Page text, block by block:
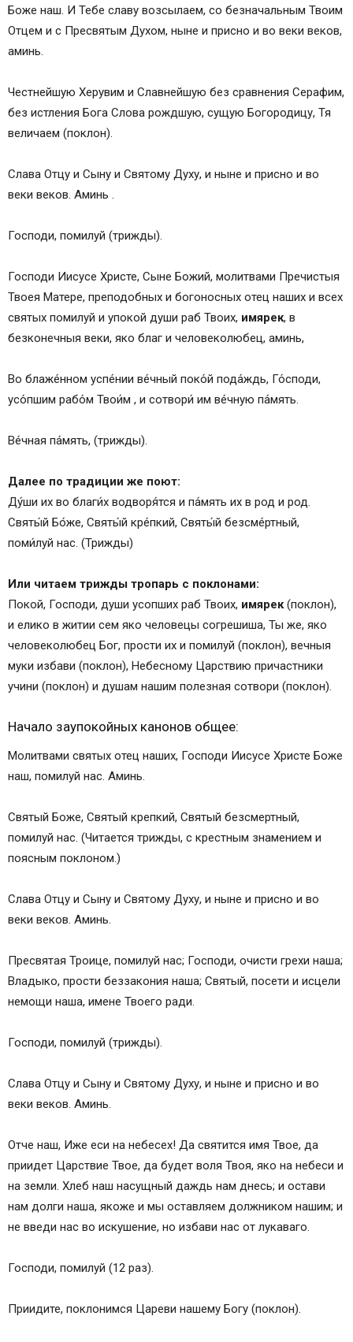
Боже наш. И Тебе славу возсылаем, со безначальным Твоим
Отцем и с Пресвятым Духом, ныне и присно и во веки веков,
аминь.
Честнейшую Херувим и Славнейшую без сравнения Серафим,
без истления Бога Слова рождшую, сущую Богородицу, Тя
величаем (поклон).
Слава Отцу и Сыну и Святому Духу, и ныне и присно и во
веки веков. Аминь .
Господи, помилуй (трижды).
Господи Иисусе Христе, Сыне Божий, молитвами Пречистыя
Твоея Матере, преподобных и богоносных отец наших и всех
святых помилуй и упокой души раб Твоих, имярек, в
безконечныя веки, яко благ и человеколюбец, аминь,
Во блаже́нном успе́нии ве́чный поко́й пода́ждь, Го́споди,
усо́пшим рабо́м Твои́м , и сотвори́ им ве́чную па́мять.
Ве́чная па́мять, (трижды).
Далее по традиции же поют:
Ду́ши их во благи́х водворя́тся и па́мять их в род и род.
Святы́й Бо́же, Святы́й кре́пкий, Святы́й безсме́ртный,
поми́луй нас. (Трижды)
Или читаем трижды тропарь с поклонами:
Покой, Господи, души усопших раб Твоих, имярек(поклон),
и елико в житии сем яко человецы согрешиша, Ты же, яко
человеколюбец Бог, прости их и помилуй (поклон), вечныя
муки избави (поклон), Небесному Царствию причастники
учини (поклон) и душам нашим полезная сотвори (поклон).
Начало заупокойных канонов общее:
Молитвами святых отец наших, Господи Иисусе Христе Боже
наш, помилуй нас. Аминь.
Святый Боже, Святый крепкий, Святый безсмертный,
помилуй нас. (Читается трижды, с крестным знамением и
поясным поклоном.)
Слава Отцу и Сыну и Святому Духу, и ныне и присно и во
веки веков. Аминь.
Пресвятая Троице, помилуй нас; Господи, очисти грехи наша;
Владыко, прости беззакония наша; Святый, посети и исцели
немощи наша, имене Твоего ради.
Господи, помилуй (трижды).
Слава Отцу и Сыну и Святому Духу, и ныне и присно и во
веки веков. Аминь.
Отче наш, Иже еси на небесех! Да святится имя Твое, да
приидет Царствие Твое, да будет воля Твоя, яко на небеси и
на земли. Хлеб наш насущный даждь нам днесь; и остави
нам долги наша, якоже и мы оставляем должником нашим; и
не введи нас во искушение, но избави нас от лукаваго.
Господи, помилуй (12 раз).
Приидите, поклонимся Цареви нашему Богу (поклон).